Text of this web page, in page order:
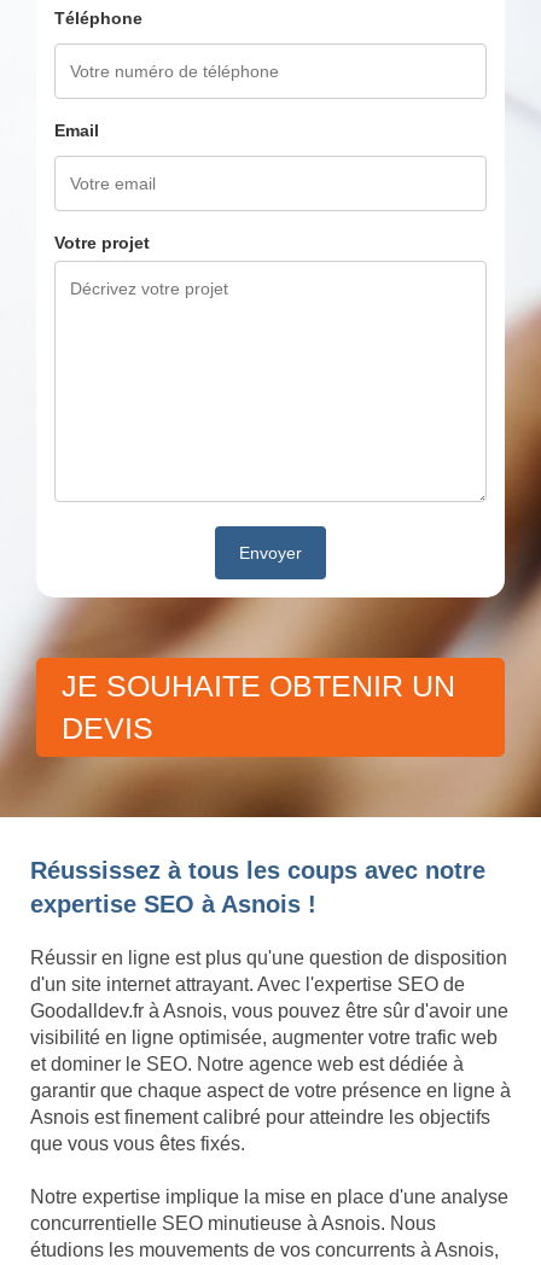
Téléphone
Email
Votre projet
JE SOUHAITE OBTENIR UN
DEVIS
Réussissez à tous les coups avec notre
expertise SEO à Asnois !
Réussir en ligne est plus qu'une question de disposition
d'un site internet attrayant. Avec l'expertise SEO de
Goodalldev.fr à Asnois, vous pouvez être sûr d'avoir une
visibilité en ligne optimisée, augmenter votre trafic web
et dominer le SEO. Notre agence web est dédiée à
garantir que chaque aspect de votre présence en ligne à
Asnois est finement calibré pour atteindre les objectifs
que vous vous êtes fixés.
Notre expertise implique la mise en place d'une analyse
concurrentielle SEO minutieuse à Asnois. Nous
étudions les mouvements de vos concurrents à Asnois,